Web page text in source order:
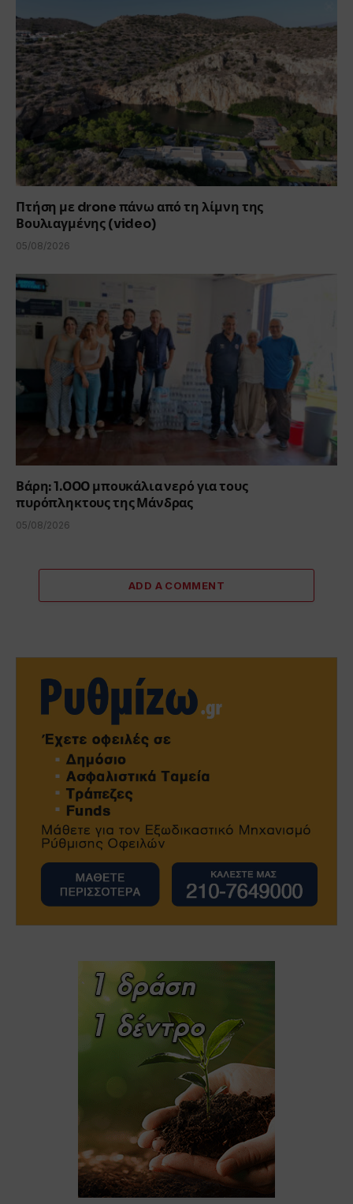
Πτήση με drone πάνω από τη λίμνη της
Βουλιαγμένης (video)
05/08/2026
Βάρη: 1.000 μπουκάλια νερό για τους
πυρόπληκτους της Μάνδρας
05/08/2026
ADD A COMMENT